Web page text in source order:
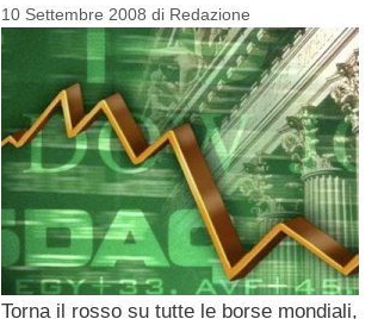
10 Settembre 2008 di Redazione
Torna il rosso su tutte le borse mondiali,